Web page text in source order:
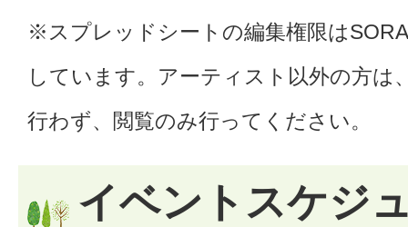
※スプレッドシートの編集権限は
しています。アーティスト以外の方は
行わず、閲覧のみ行ってください。
イベントスケジ